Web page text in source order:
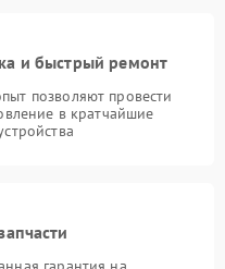
и быстрый ремонт
позволяют провести
в кратчайшие